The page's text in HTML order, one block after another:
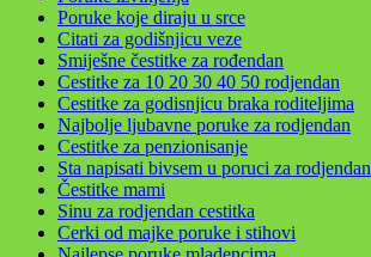
Poruke koje diraju u srce
Citati za godišnjicu veze
Smiješne čestitke za rođendan
Cestitke za 10 20 30 40 50 rodjendan
Cestitke za godisnjicu braka roditeljima
Najbolje ljubavne poruke za rodjendan
Cestitke za penzionisanje
Sta napisati bivsem u poruci za rodjendan
Čestitke mami
Sinu za rodjendan cestitka
Cerki od majke poruke i stihovi